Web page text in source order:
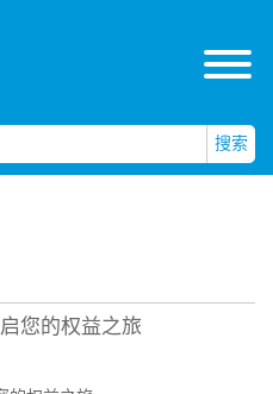
搜索
您的权益之旅